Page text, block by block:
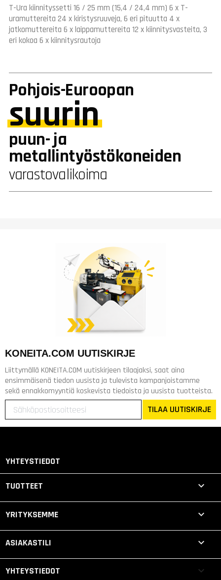
T-Ura kiinnityssetti 16 / 25 mm (15,4 / 24,4 mm) 6 x T-
uramuttereita 24 x kiristysruuveja, 6 eri pituutta 4 x
jatkomuttereita 6 x laippamuttereita 12 x kiinnitysvasteita, 3
eri kokoa 6 x kiinnitysrautoja
Pohjois-Euroopan
suurin
puun- ja
metallintyöstökoneiden
varastovalikoima
KONEITA.COM UUTISKIRJE
Liittymällä KONEITA.COM uutiskirjeen tilaajaksi, saat aina
ensimmäisenä tiedon uusista ja tulevista kampanjoistamme
sekä ennakkomyyntiä koskevista tiedoista ja uusista tuotteista.
TILAA UUTISKIRJE
YHTEYSTIEDOT
TUOTTEET 
YRITYKSEMME 
ASIAKASTILI 
YHTEYSTIEDOT keyboard_arrow_down